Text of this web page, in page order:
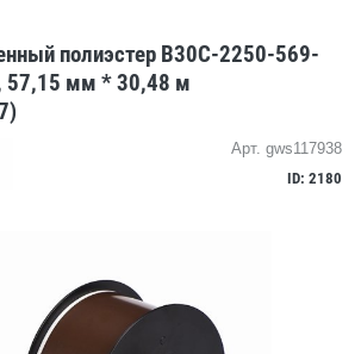
полиэстер B30C-2250-569-
57,15 мм * 30,48 м
Арт. gws117938
ID: 2180